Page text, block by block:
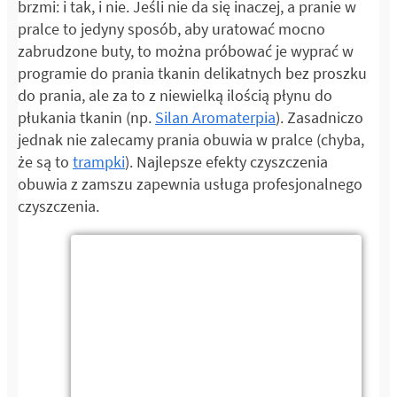
brzmi: i tak, i nie. Jeśli nie da się inaczej, a pranie w
pralce to jedyny sposób, aby uratować mocno
zabrudzone buty, to można próbować je wyprać w
programie do prania tkanin delikatnych bez proszku
do prania, ale za to z niewielką ilością płynu do
płukania tkanin (np. Silan Aromaterpia). Zasadniczo
jednak nie zalecamy prania obuwia w pralce (chyba,
że są to trampki). Najlepsze efekty czyszczenia
obuwia z zamszu zapewnia usługa profesjonalnego
czyszczenia.